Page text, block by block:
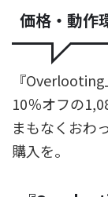
価格・動作
『
10％オフの
まもなくおわ
購入を。